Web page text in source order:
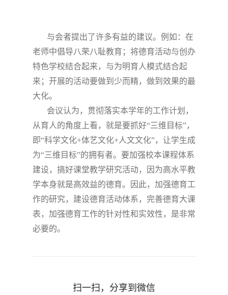
与会者提出了许多有益的建议。例如：在
老师中倡导八荣八耻教育；将德育活动与创办
特色学校结合起来，与为明育人模式结合起
来；开展的活动要做到少而精，做到效果的最
大化。
会议认为，贯彻落实本学年的工作计划，
从育人的角度上看，就是要抓好“三维目标”，
即“科学文化+体艺文化+人文文化”，让学生成
为“三维目标”的拥有者。要加强校本课程体系
建设，搞好课堂教学研究活动，因为高水平教
学本身就是高效益的德育。因此，加强德育工
作的研究，建设德育活动体系，完善德育大课
表，加强德育工作的针对性和实效性，是非常
必要的。
扫一扫，分享到微信